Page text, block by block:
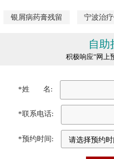
银屑病药膏残留 宁波治
自助
积极响应“网上
*姓 名:
*联系电话:
*预约时间: